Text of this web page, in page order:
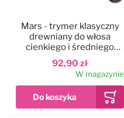
92,90 zł
Mars - trymer klasyczny
drewniany do włosa
cienkiego i średniego
(99M330)
W magazynie